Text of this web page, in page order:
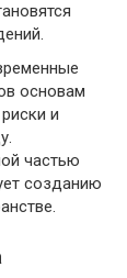
основам
и
частью
созданию